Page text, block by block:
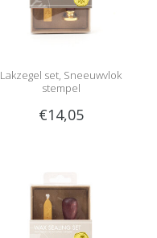
Lakzegel set, Sneeuwvlok
stempel
€14,05